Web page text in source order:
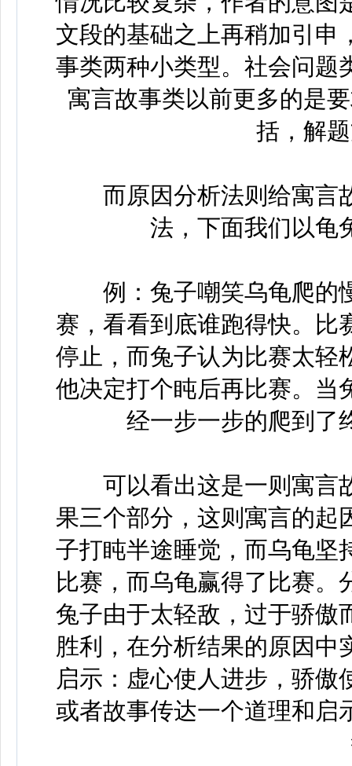
文段的基础之上再稍加引申
事类两种小类型。社会问题
寓言故事类以前更多的是
括，解
而原因分析法则给寓言
法，下面我们以龟
例：兔子嘲笑乌龟爬的
赛，看看到底谁跑得快。比
停止，而兔子认为比赛太轻
他决定打个盹后再比赛。当
经一步一步的爬到了
可以看出这是一则寓言
果三个部分，这则寓言的起
子打盹半途睡觉，而乌龟坚
比赛，而乌龟赢得了比赛
兔子由于太轻敌，过于骄傲
胜利，在分析结果的原因中
启示：虚心使人进步，骄
或者故事传达一个道理和启